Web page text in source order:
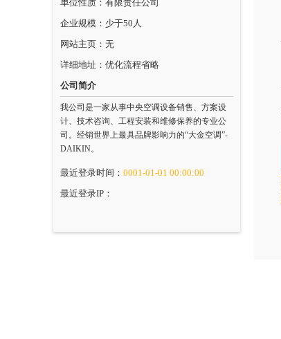
单位性质：有限责任公司
企业规模：少于50人
网站主页：无
详细地址：优化流程省略
公司简介
我公司是一家从事中央空调设备销售、方案设
计、技术咨询、工程安装和维修保养的专业公
司。经销世界上最具品牌影响力的“大金空调”-
DAIKIN。
最近登录时间： 0001-01-01 00:00:00
最近登录IP：